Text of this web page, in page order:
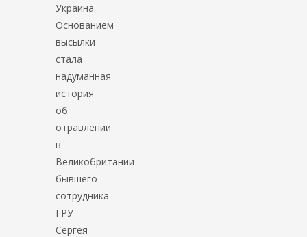
Украина.
Основанием
высылки
стала
надуманная
история
об
отравлении
в
Великобритании
бывшего
сотрудника
ГРУ
Сергея